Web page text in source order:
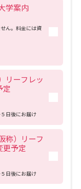
学案内
ん。料金には資
リーフレッ
定
日後にお届け
称）リーフ
更予定
日後にお届け